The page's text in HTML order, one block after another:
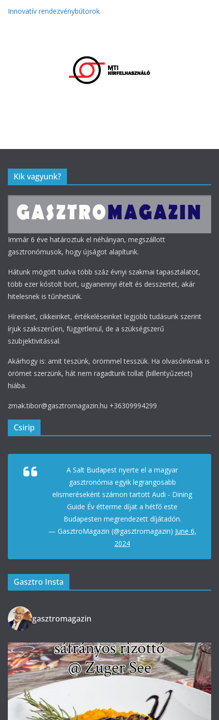
Innovatív rendezvénybútorok
Kik vagyunk?
Immár 6 éve határoztuk el néhányan, megszállott
gasztronómusok, hogy újságot alapítunk.
Hátunk mögött tudva több száz évnyi szakmai tapasztalatot,
több ezer kóstolt bort, ugyanennyi ételt és desszertet, akár
hitelesnek is tűnhetünk.
Híreinket, cikkeinket, értékeléseinket legjobb tudásunk szerint
írjuk szakszerűen, függetlenül, de a szükségszerű
szubjektivitással.
Akárhogy is: amit teszünk, örömmel tesszük. Ha olvasóinknak is
örömet szerzünk, hát nem ragadtunk tollat (billentyűzetet)
hiába.
zmak.tibor@gasztromagazin.hu +36309994299
Csirip
A Salt Budapest nyerte el a magyar
gasztronómia egyik legrangosabb
elismeréseként számon tartott Audi - Dining
Guide Év étterme díjat a hétfő este
Budapesten megrendezett díjátadón.
— GasztroMagazin (@gasztromagazin) June 6,
2024
Gasztro Insta
gasztromagazin